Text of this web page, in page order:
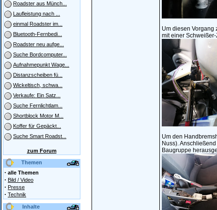
Roadster aus Münch...
Laufleistung nach ...
einmal Roadster im...
Bluetooth-Fernbedi...
Roadster neu aufge...
Suche Bordcomputer...
Aufnahmepunkt Wage...
Distanzscheiben fü...
Wickeltisch, schwa...
Verkaufe: Ein Satz...
Suche Fernlichtlam...
Shortblock Motor M...
Koffer für Gepäckt...
Suche Smart Roadst...
zum Forum
Themen
· alle Themen
· Bild / Video
· Presse
· Technik
Inhalte
Um diesen Vorgang
mit einer
Um den
Nuss).
Baugruppe